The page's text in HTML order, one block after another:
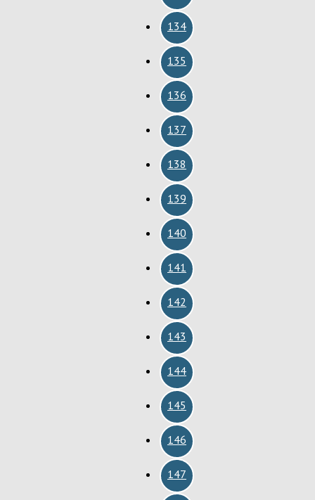
134
135
136
137
138
139
140
141
142
143
144
145
146
147